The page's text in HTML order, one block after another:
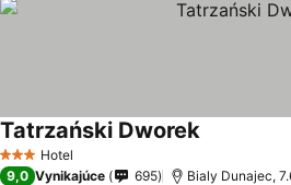
3 Počet hviezdičiek
Hotel
Tatrzański DworekZobraziť
9,0 Vynikajúce 695 Bialy Dunajec,